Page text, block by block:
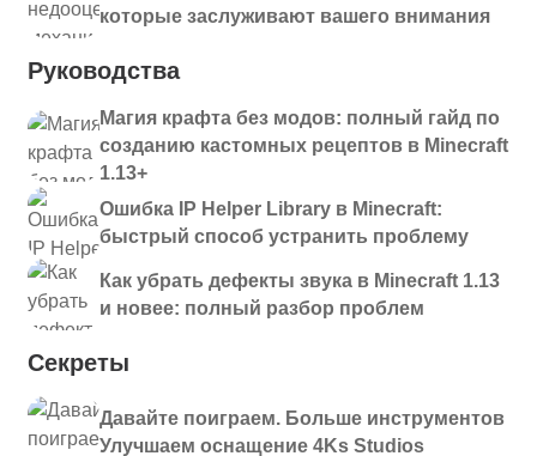
которые заслуживают вашего внимания
Руководства
Магия крафта без модов: полный гайд по
созданию кастомных рецептов в Minecraft
1.13+
Ошибка IP Helper Library в Minecraft:
быстрый способ устранить проблему
Как убрать дефекты звука в Minecraft 1.13
и новее: полный разбор проблем
Секреты
Давайте поиграем. Больше инструментов
Улучшаем оснащение 4Ks Studios